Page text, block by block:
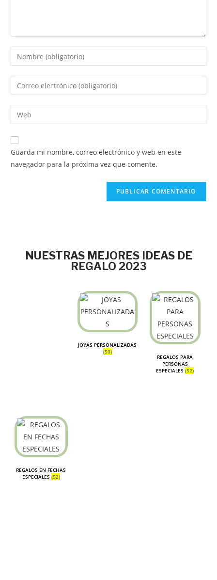
Guarda mi nombre, correo electrónico y web en este
navegador para la próxima vez que comente.
NUESTRAS MEJORES IDEAS DE
REGALO 2023
JOYAS PERSONALIZADAS
(50)
REGALOS PARA
PERSONAS
ESPECIALES(52)
REGALOS EN FECHAS
ESPECIALES (52)